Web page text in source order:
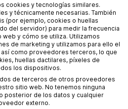
no tiene ninguna
dispuesta a participar en
de disputas ante
de litigios.
cookies y tecnologías similares.
y técnicamente necesarias. También
(por ejemplo, cookies o huellas
del servidor) para medir la frecuencia
y cómo se utiliza. Utilizamos
de marketing y utilizamos para ello el
como proveedores terceros, lo que
huellas dactilares, píxeles de
los dispositivos.
de terceros de otros proveedores
sitio web. No tenemos ninguna
posterior de los datos y cualquier
externo.